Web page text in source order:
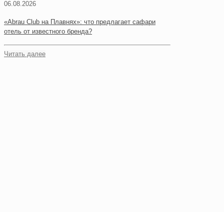
06.08.2026
«Abrau Club на Плавнях»: что предлагает сафари
отель от известного бренда?
Читать далее